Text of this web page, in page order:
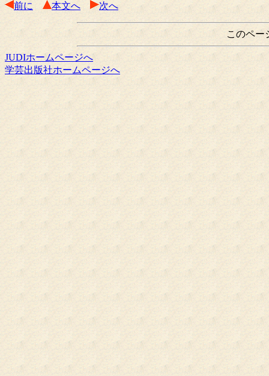
前に 本文へ 次へ
このペー
JUDIホームページへ
学芸出版社ホームページへ